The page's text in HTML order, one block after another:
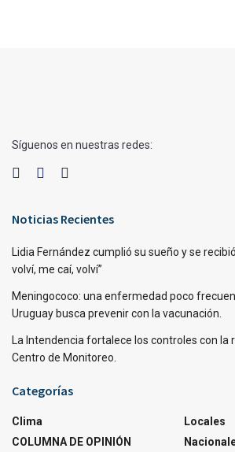
Síguenos en nuestras redes:
Noticias Recientes
Lidia Fernández cumplió su sueño y se
volví, me caí, volví”
Meningococo: una enfermedad poco
Uruguay busca prevenir con la vacunación.
La Intendencia fortalece los controles con la
Centro de Monitoreo.
Categorías
Clima
COLUMNA DE OPINIÓN
Locales